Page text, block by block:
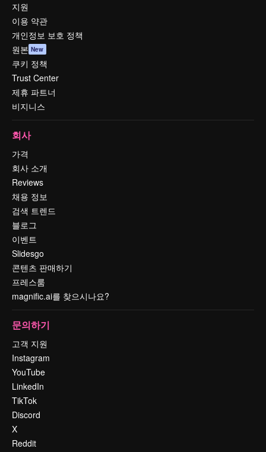
지원
이용 약관
개인정보 보호 정책
원본 New
쿠키 정책
Trust Center
제휴 파트너
비지니스
회사
가격
회사 소개
Reviews
채용 정보
검색 트렌드
블로그
이벤트
Slidesgo
콘텐츠 판매하기
프레스룸
magnific.ai를 찾으시나요?
문의하기
고객 지원
Instagram
YouTube
LinkedIn
TikTok
Discord
X
Reddit